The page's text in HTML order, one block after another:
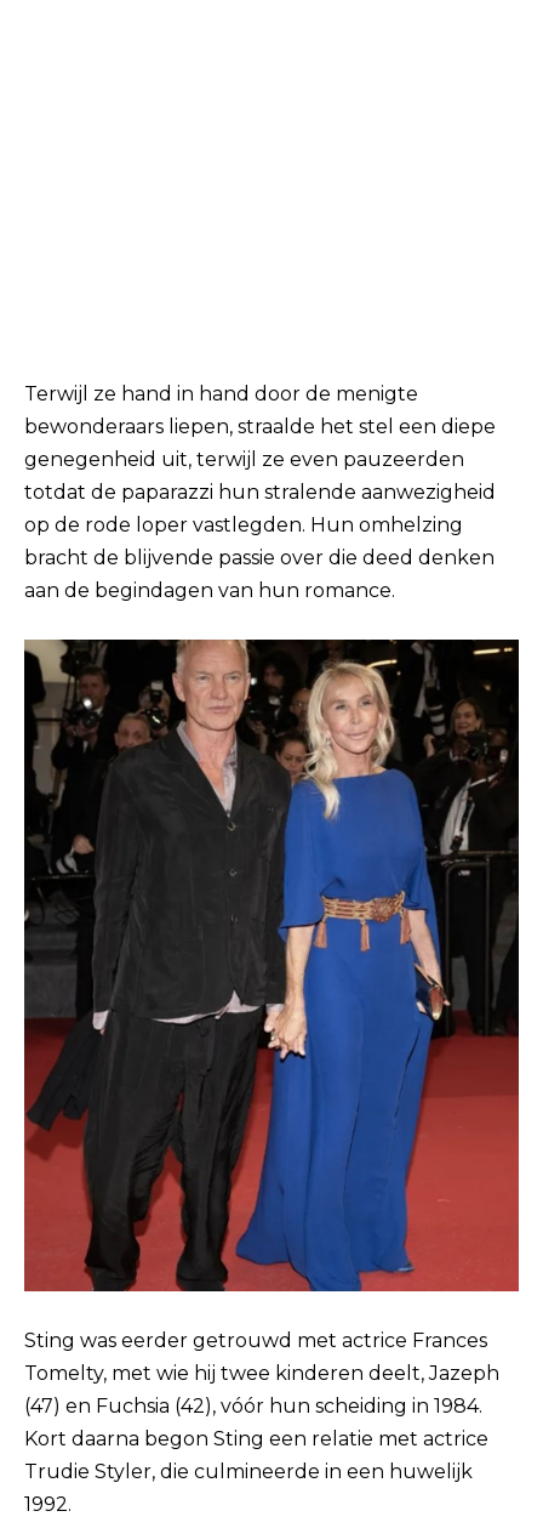
Terwijl ze hand in hand door de menigte
bewonderaars liepen, straalde het stel een diepe
genegenheid uit, terwijl ze even pauzeerden
totdat de paparazzi hun stralende aanwezigheid
op de rode loper vastlegden. Hun omhelzing
bracht de blijvende passie over die deed denken
aan de begindagen van hun romance.
Sting was eerder getrouwd met actrice Frances
Tomelty, met wie hij twee kinderen deelt, Jazeph
(47) en Fuchsia (42), vóór hun scheiding in 1984.
Kort daarna begon Sting een relatie met actrice
Trudie Styler, die culmineerde in een huwelijk
1992.